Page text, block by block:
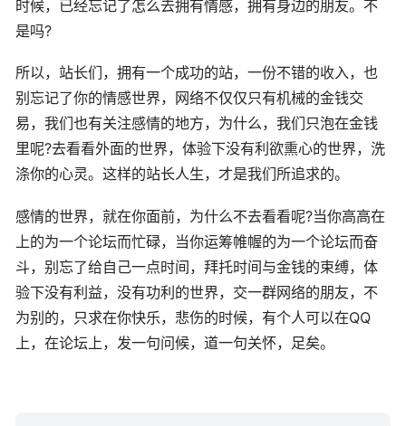
时候，已经忘记了怎么去拥有情感，拥有身边的朋友。不
是吗?
所以，站长们，拥有一个成功的站，一份不错的收入，也
别忘记了你的情感世界，网络不仅仅只有机械的金钱交
易，我们也有关注感情的地方，为什么，我们只泡在金钱
里呢?去看看外面的世界，体验下没有利欲熏心的世界，洗
涤你的心灵。这样的站长人生，才是我们所追求的。
感情的世界，就在你面前，为什么不去看看呢?当你高高在
上的为一个论坛而忙碌，当你运筹帷幄的为一个论坛而奋
斗，别忘了给自己一点时间，拜托时间与金钱的束缚，体
验下没有利益，没有功利的世界，交一群网络的朋友，不
为别的，只求在你快乐，悲伤的时候，有个人可以在QQ
上，在论坛上，发一句问候，道一句关怀，足矣。